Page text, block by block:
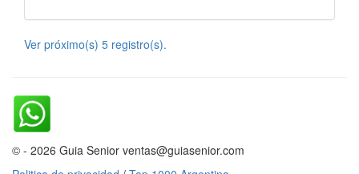
Ver próximo(s) 5 registro(s).
© - 2026 Guia Senior ventas@guiasenior.com